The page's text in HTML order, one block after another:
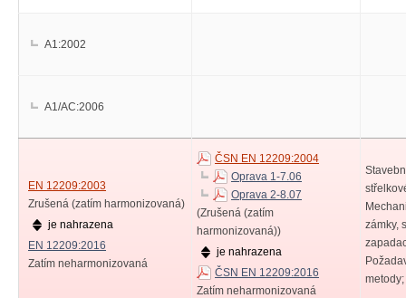
A1:2002
A1/AC:2006
EN 12209:2003
Zrušená (zatím harmonizovaná)
je nahrazena
EN 12209:2016
Zatím neharmonizovaná
ČSN EN 12209:2004
Oprava 1-7.06
Oprava 2-8.07
(Zrušená (zatím
harmonizovaná))
je nahrazena
ČSN EN 12209:2016
Zatím neharmonizovaná
zámky,
metody;